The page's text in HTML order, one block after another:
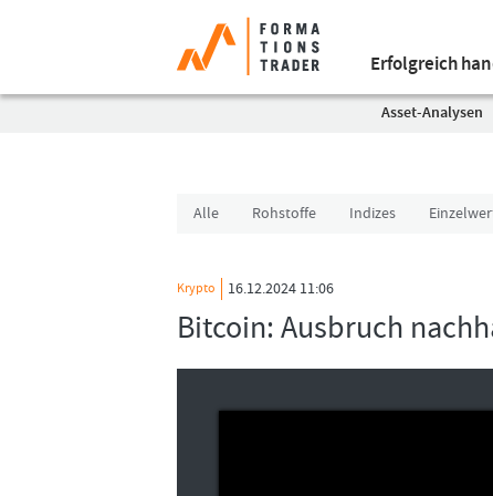
Erfolgreich
Asset-Analysen
Alle Rohstoffe Indizes
Krypto 16.12.2024 11:06
Bitcoin: Ausbruch